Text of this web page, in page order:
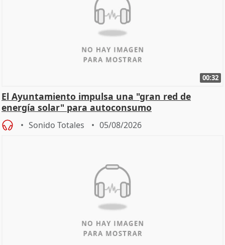
00:32
El Ayuntamiento impulsa una "gran red de
energía solar" para autoconsumo
Sonido Totales 05/08/2026